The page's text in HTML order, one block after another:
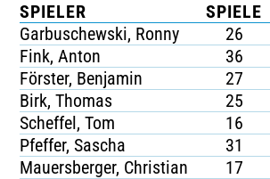
SPIELER SPIELE
Garbuschewski, Ronny
26
Fink, Anton
36
Förster, Benjamin
27
Birk, Thomas
25
Scheffel, Tom
16
Pfeffer, Sascha
31
Mauersberger, Christian
17